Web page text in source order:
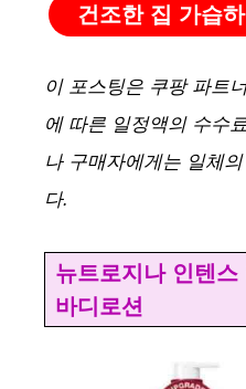
건조한 집 가습
이 포스팅은 쿠팡 파트
에 따른 일정액의 수수
나 구매자에게는 일체
다.
뉴트로지나 인텐스
바디로션